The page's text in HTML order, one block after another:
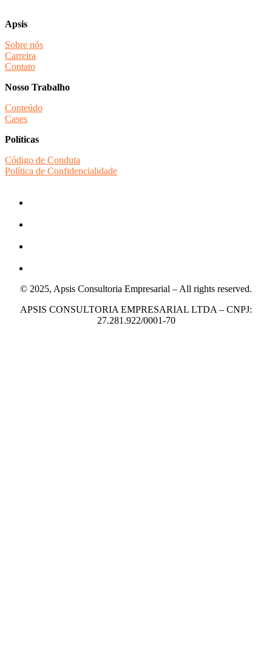
Apsis
Sobre nós
Carreira
Contato
Nosso Trabalho
Conteúdo
Cases
Políticas
Código de Conduta
Política de Confidencialidade
© 2025, Apsis Consultoria Empresarial – All rights reserved.
APSIS CONSULTORIA EMPRESARIAL LTDA – CNPJ:
27.281.922/0001-70